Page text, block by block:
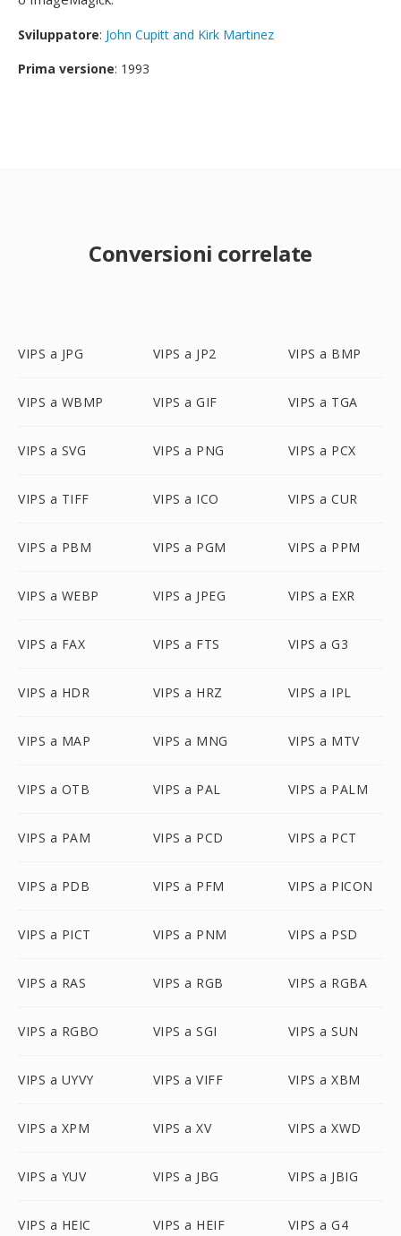
Sviluppatore: John Cupitt and Kirk Martinez
Prima versione: 1993
Conversioni correlate
VIPS a JPG VIPS a JP2 VIPS a BMP
VIPS a WBMP VIPS a GIF VIPS a TGA
VIPS a SVG VIPS a PNG VIPS a PCX
VIPS a TIFF VIPS a ICO VIPS a CUR
VIPS a PBM VIPS a PGM VIPS a PPM
VIPS a WEBP VIPS a JPEG VIPS a EXR
VIPS a FAX VIPS a FTS VIPS a G3
VIPS a HDR VIPS a HRZ VIPS a IPL
VIPS a MAP VIPS a MNG VIPS a MTV
VIPS a OTB VIPS a PAL VIPS a PALM
VIPS a PAM VIPS a PCD VIPS a PCT
VIPS a PDB VIPS a PFM VIPS a PICON
VIPS a PICT VIPS a PNM VIPS a PSD
VIPS a RAS VIPS a RGB VIPS a RGBA
VIPS a RGBO VIPS a SGI VIPS a SUN
VIPS a UYVY VIPS a VIFF VIPS a XBM
VIPS a XPM VIPS a XV VIPS a XWD
VIPS a YUV VIPS a JBG VIPS a JBIG
VIPS a HEIC VIPS a HEIF VIPS a G4